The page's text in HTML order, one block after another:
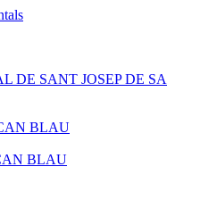
DE SANT JOSEP DE SA
BLAU
BLAU